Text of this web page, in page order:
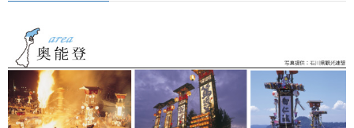
2025/05/29 / 最終更新日 :
獅子舞・衣裳・別仕立・小物
祭り烏帽子（えぼし）と猿田彦